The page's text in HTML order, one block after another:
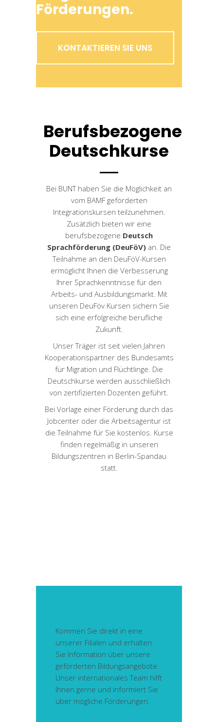
Förderungen.
KONTAKTIEREN SIE UNS
Berufsbezogene
Deutschkurse
Bei BUNT haben Sie die Möglichkeit an
vom BAMF geförderten
Integrationskursen teilzunehmen.
Zusätzlich bieten wir eine
berufsbezogene Deutsch
Sprachförderung (DeuFöV) an. Die
Teilnahme an den DeuFöV-Kursen
ermöglicht Ihnen die Verbesserung
Ihrer Sprachkenntnisse für den
Arbeits- und Ausbildungsmarkt. Mit
unseren DeuFöv Kursen sichern Sie
sich eine erfolgreiche berufliche
Zukunft.
Unser Träger ist seit vielen Jahren
Kooperationspartner des Bundesamts
für Migration und Flüchtlinge. Die
Deutschkurse werden ausschließlich
von zertifizierten Dozenten geführt.
Bei Vorlage einer Förderung durch das
Jobcenter oder die Arbeitsagentur ist
die Teilnahme für Sie kostenlos. Kurse
finden regelmäßig in unseren
Bildungszentren in Berlin-Spandau
statt.
Kommen Sie direkt in eine
unserer Filialen und erhalten
Sie Information über unsere
geförderten Bildungsangebote.
Unser internationales Team hilft
Ihnen gerne und informiert Sie
über mögliche Förderungen.